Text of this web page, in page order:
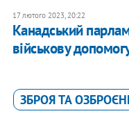
17 лютого 2023, 20:22
Канадський
військову
ЗБРОЯ ТА